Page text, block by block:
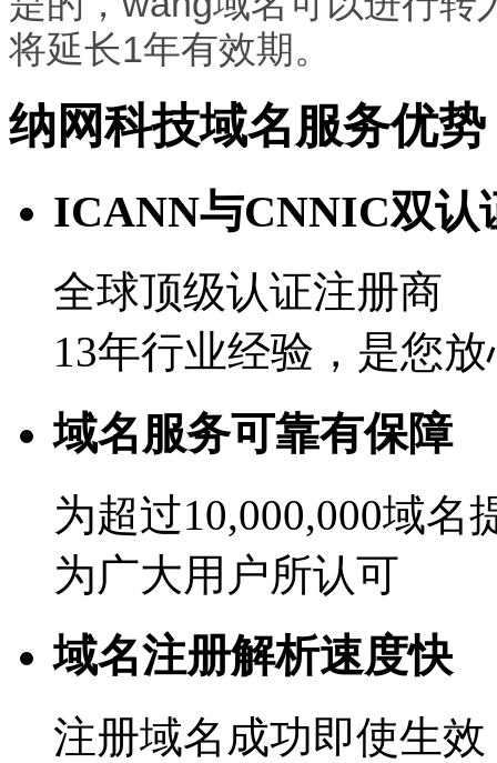
将延长1年有效期。
纳网科技域名服务优势
ICANN与CNNIC双认
全球顶级认证注册商
13年行业经验，是您
域名服务可靠有保障
为超过10,000,000域名
为广大用户所认可
域名注册解析速度快
注册域名成功即使生效